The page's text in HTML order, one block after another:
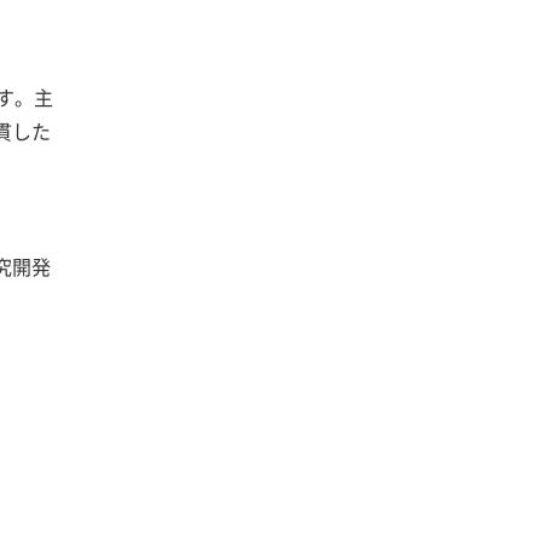
。主
した
開発